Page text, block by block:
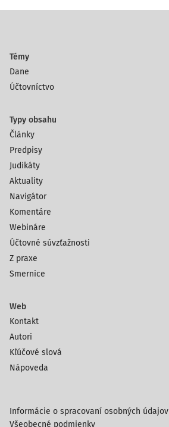
Témy
Dane
Účtovníctvo
Typy obsahu
Články
Predpisy
Judikáty
Aktuality
Navigátor
Komentáre
Webináre
Účtovné súvzťažnosti
Z praxe
Smernice
Web
Kontakt
Autori
Kľúčové slová
Nápoveda
Informácie o spracovaní osobných údajov
Všeobecné podmienky